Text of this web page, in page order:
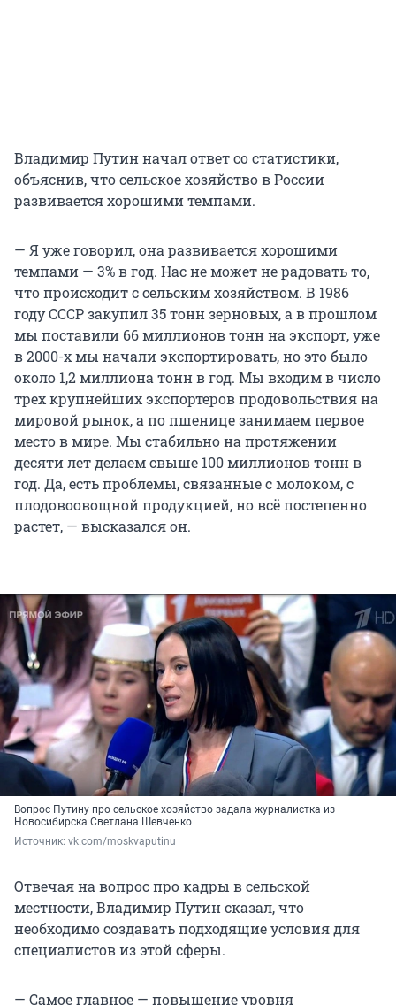
Владимир Путин начал ответ со статистики,
объяснив, что сельское хозяйство в России
развивается хорошими темпами.
— Я уже говорил, она развивается хорошими
темпами — 3% в год. Нас не может не радовать то,
что происходит с сельским хозяйством. В 1986
году СССР закупил 35 тонн зерновых, а в прошлом
мы поставили 66 миллионов тонн на экспорт, уже
в 2000-х мы начали экспортировать, но это было
около 1,2 миллиона тонн в год. Мы входим в число
трех крупнейших экспортеров продовольствия на
мировой рынок, а по пшенице занимаем первое
место в мире. Мы стабильно на протяжении
десяти лет делаем свыше 100 миллионов тонн в
год. Да, есть проблемы, связанные с молоком, с
плодовоовощной продукцией, но всё постепенно
растет, — высказался он.
Вопрос Путину про сельское хозяйство задала журналистка из
Новосибирска Светлана Шевченко
Источник: vk.com/moskvaputinu
Отвечая на вопрос про кадры в сельской
местности, Владимир Путин сказал, что
необходимо создавать подходящие условия для
специалистов из этой сферы.
— Самое главное — повышение уровня